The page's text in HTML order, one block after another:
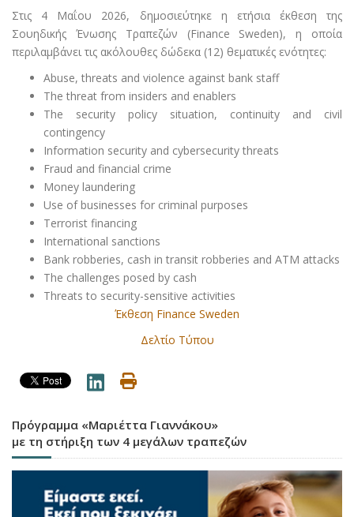
Στις 4 Μαΐου 2026, δημοσιεύτηκε η ετήσια έκθεση της
Σουηδικής Ένωσης Τραπεζών (Finance Sweden), η οποία
περιλαμβάνει τις ακόλουθες δώδεκα (12) θεματικές ενότητες:
Abuse, threats and violence against bank staff
The threat from insiders and enablers
The security policy situation, continuity and civil
contingency
Ιnformation security and cybersecurity threats
Fraud and financial crime
Money laundering
Use of businesses for criminal purposes
Terrorist financing
International sanctions
Bank robberies, cash in transit robberies and ATM attacks
The challenges posed by cash
Threats to security-sensitive activities
Έκθεση Finance Sweden
Δελτίο Τύπου
Πρόγραμμα «Μαριέττα Γιαννάκου»
με τη στήριξη των 4 μεγάλων τραπεζών